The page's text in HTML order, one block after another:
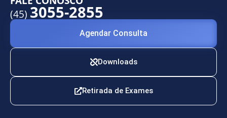
(45) 3055-2855
Agendar Consulta
Downloads
Retirada de Exames